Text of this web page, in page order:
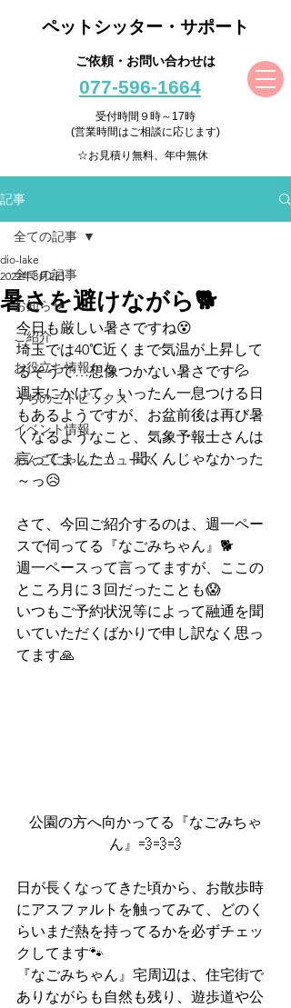
ペットシッター・サポート
ご依頼・お問い合わせは
077-596-1664
受付時間９時～17時
(営業時間はご相談に応じます)
☆お見積り無料、年中無休
記事
全ての記事
お知らせ
ご紹介
お役立ち情報かも
うちのこトピックス
イベント情報
わんこにゃんこニュース
全ての記事
暑さを避けながら🐕
dio-lake
2022年8月2日
今日も厳しい暑さですね😵
埼玉では40℃近くまで気温が上昇して
るそうで…想像つかない暑さです💦
週末にかけて、いったん一息つける日
もあるようですが、お盆前後は再び暑
くなるようなこと、気象予報士さんは
言ってました💧　聞くんじゃなかった
～っ😥
さて、今回ご紹介するのは、週一ペー
スで伺ってる『なごみちゃん』🐕
週一ペースって言ってますが、ここの
ところ月に３回だったことも😱
いつもご予約状況等によって融通を聞
いていただくばかりで申し訳なく思っ
てます🙏
公園の方へ向かってる『なごみちゃ
ん』💨💨💨
日が長くなってきた頃から、お散歩時
にアスファルトを触ってみて、どのく
らいまだ熱を持ってるかを必ずチェッ
クしてます🐾
『なごみちゃん』宅周辺は、住宅街で
ありながらも自然も残り、遊歩道や公